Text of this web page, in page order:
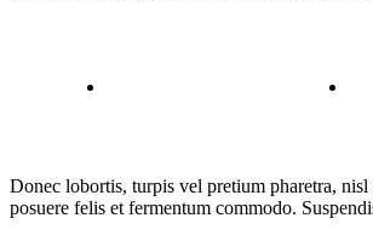
Donec lobortis, turpis vel pretium pharetra,
posuere felis et fermentum commodo.